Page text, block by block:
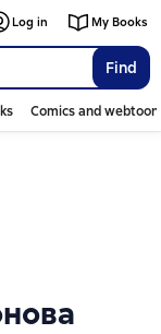
Find
Log in My Books
Comics and